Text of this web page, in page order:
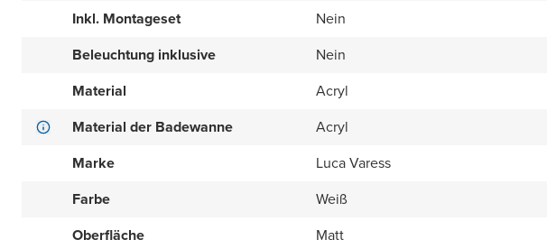
Inkl. Montageset
Nein
Beleuchtung inklusive
Nein
Material
Acryl
Material der Badewanne
Acryl
Marke
Luca Varess
Farbe
Weiß
Oberfläche
Matt